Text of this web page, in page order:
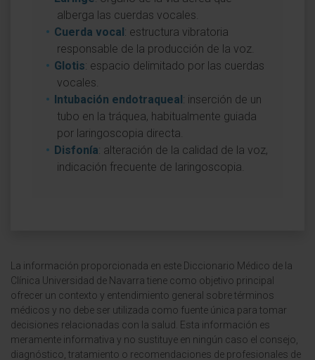
alberga las cuerdas vocales.
Cuerda vocal: estructura vibratoria
responsable de la producción de la voz.
Glotis: espacio delimitado por las cuerdas
vocales.
Intubación endotraqueal: inserción de un
tubo en la tráquea, habitualmente guiada
por laringoscopia directa.
Disfonía: alteración de la calidad de la voz,
indicación frecuente de laringoscopia.
La información proporcionada en este Diccionario Médico de la
Clínica Universidad de Navarra tiene como objetivo principal
ofrecer un contexto y entendimiento general sobre términos
médicos y no debe ser utilizada como fuente única para tomar
decisiones relacionadas con la salud. Esta información es
meramente informativa y no sustituye en ningún caso el consejo,
diagnóstico, tratamiento o recomendaciones de profesionales de